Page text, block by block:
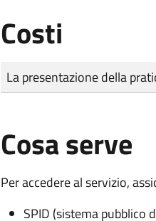
Costi
Tipo di pagamento
Importo
La presentazione della
Cosa serve
Per accedere al servizio,
SPID (sistema pubblico